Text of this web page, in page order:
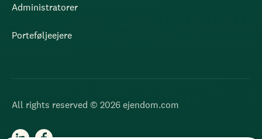
Administratorer
Porteføljeejere
All rights reserved © 2026 ejendom.com